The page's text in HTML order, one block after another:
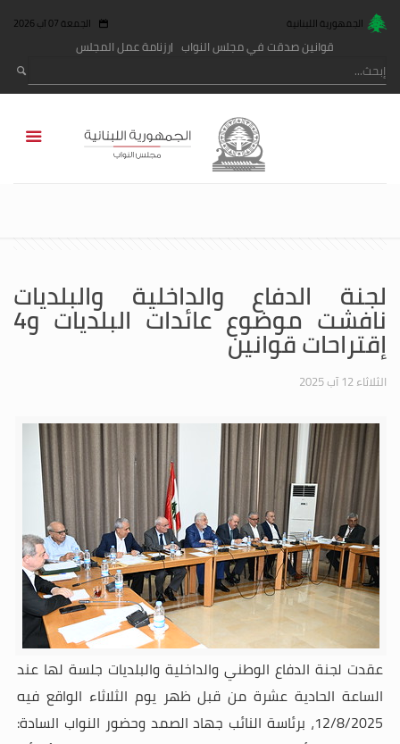
الجمهورية اللبنانية الجمعة 07 آب 2026
قوانين صدقت في مجلس النواب رزنامة عمل المجلس
لجنة الدفاع والداخلية والبلديات
نافشت موضوع عائدات البلديات و4
إقتراحات قوانين
الثلاثاء 12 آب 2025
عقدت لجنة الدفاع الوطني والداخلية والبلديات جلسة لها عند
الساعة الحادية عشرة من قبل ظهر يوم الثلاثاء الواقع فيه
12/8/2025، برئاسة النائب جهاد الصمد وحضور النواب السادة: